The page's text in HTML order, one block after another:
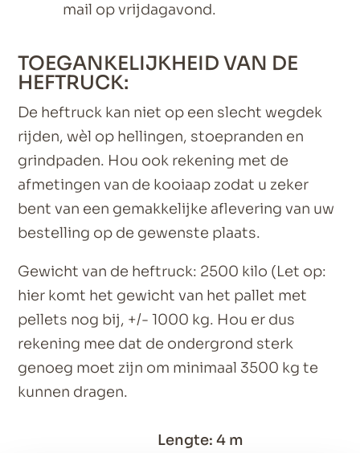
mail op vrijdagavond.
TOEGANKELIJKHEID VAN DE
HEFTRUCK:
De heftruck kan niet op een slecht wegdek
rijden, wèl op hellingen, stoepranden en
grindpaden. Hou ook rekening met de
afmetingen van de kooiaap zodat u zeker
bent van een gemakkelijke aflevering van uw
bestelling op de gewenste plaats.
Gewicht van de heftruck: 2500 kilo (Let op:
hier komt het gewicht van het pallet met
pellets nog bij, +/- 1000 kg. Hou er dus
rekening mee dat de ondergrond sterk
genoeg moet zijn om minimaal 3500 kg te
kunnen dragen.
Lengte: 4 m